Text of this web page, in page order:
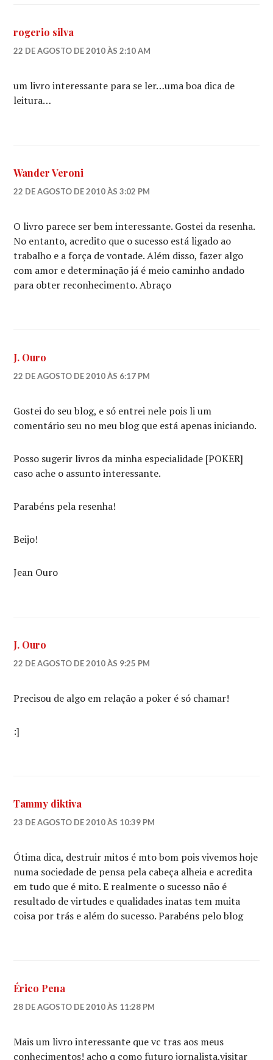
rogerio silva
22 DE AGOSTO DE 2010 ÀS 2:10 AM
um livro interessante para se ler…uma boa dica de
leitura…
Wander Veroni
22 DE AGOSTO DE 2010 ÀS 3:02 PM
O livro parece ser bem interessante. Gostei da resenha.
No entanto, acredito que o sucesso está ligado ao
trabalho e a força de vontade. Além disso, fazer algo
com amor e determinação já é meio caminho andado
para obter reconhecimento. Abraço
J. Ouro
22 DE AGOSTO DE 2010 ÀS 6:17 PM
Gostei do seu blog, e só entrei nele pois li um
comentário seu no meu blog que está apenas iniciando.
Posso sugerir livros da minha especialidade [POKER]
caso ache o assunto interessante.
Parabéns pela resenha!
Beijo!
Jean Ouro
J. Ouro
22 DE AGOSTO DE 2010 ÀS 9:25 PM
Precisou de algo em relação a poker é só chamar!
:]
Tammy diktiva
23 DE AGOSTO DE 2010 ÀS 10:39 PM
Ótima dica, destruir mitos é mto bom pois vivemos hoje
numa sociedade de pensa pela cabeça alheia e acredita
em tudo que é mito. E realmente o sucesso não é
resultado de virtudes e qualidades inatas tem muita
coisa por trás e além do sucesso. Parabéns pelo blog
Érico Pena
28 DE AGOSTO DE 2010 ÀS 11:28 PM
Mais um livro interessante que vc tras aos meus
conhecimentos! acho q como futuro jornalista,visitar